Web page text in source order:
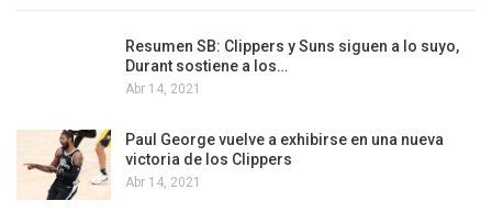
Resumen SB: Clippers y Suns siguen a lo suyo,
Durant sostiene a los…
Abr 14, 2021
Paul George vuelve a exhibirse en una nueva
victoria de los Clippers
Abr 14, 2021